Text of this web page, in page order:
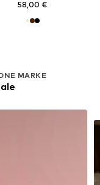
MARKE
58,00 €